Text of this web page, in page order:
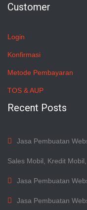
Customer
Login
Konfirmasi
Metode Pembayaran
TOS & AUP
Recent Posts
Jasa Pembuatan
Sales Mobil, Kredit
Jasa Pembuatan
Jasa Pembuatan